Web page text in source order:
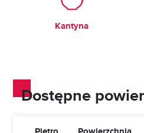
Kantyna
Dostępne